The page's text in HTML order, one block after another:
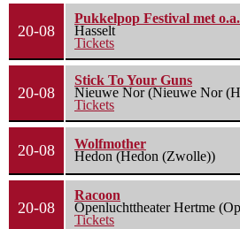
20-08
Pukkelpop Festival met
Hasselt
Tickets
20-08
Stick To Your Guns
Nieuwe Nor (Nieuwe Nor
Tickets
20-08
Wolfmother
Hedon (Hedon (Zwolle))
20-08
Racoon
Openluchttheater Hertme
Tickets